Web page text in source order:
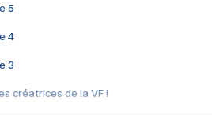
5
4
3
créatrices de la VF !